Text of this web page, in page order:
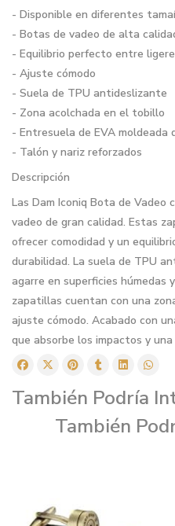
- Disponible en diferentes
- Botas de vadeo de alta
- Equilibrio perfecto entre
- Ajuste cómodo
- Suela de TPU antideslizante
- Zona acolchada en el tobillo
- Entresuela de EVA moldeada
- Talón y nariz reforzados
Descripción
Las Dam Iconiq Bota de Vadeo
vadeo de gran calidad. Estas
ofrecer comodidad y un
durabilidad. La suela de TPU
agarre en superficies húmedas
zapatillas cuentan con una
ajuste cómodo. Acabado con
que absorbe los impactos y
También Podría
También